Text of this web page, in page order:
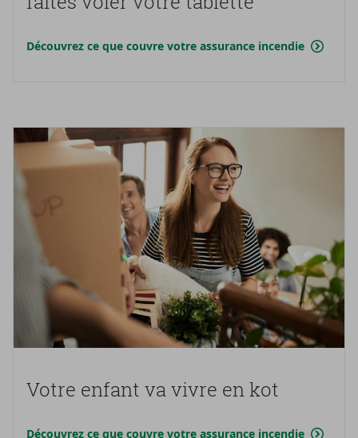
Découvrez ce que couvre votre assurance incendie
Votre en­fant va vivre en kot
Découvrez ce que couvre votre assurance incendie